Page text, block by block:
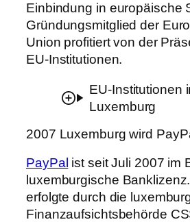
Einbindung in europäische
Gründungsmitglied der
Union profitiert von der
EU-Institutionen.
EU-Institutionen
Luxemburg
2007 Luxemburg wird
PayPal ist seit Juli 2007 im
luxemburgische
erfolgte durch die
Finanzaufsichtsbehörde